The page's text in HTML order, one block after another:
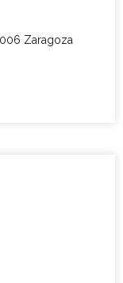
Zaragoza